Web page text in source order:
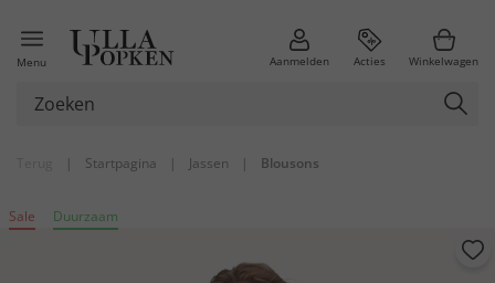
Menu Aanmelden Acties Winkelwagen
| Startpagina | Jassen | Blousons
Sale Duurzaam